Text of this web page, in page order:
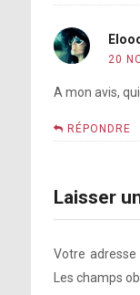
20
A mon avis,
RÉPONDRE
Laisser
Votre
Les champs